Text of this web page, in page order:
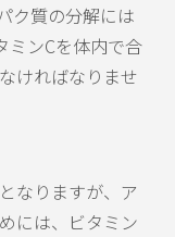
ク質の分解には
ミンCを体内で合
ければなりませ
なりますが、ア
には、ビタミン